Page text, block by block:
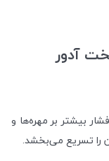
آدور
بیشتر بر مهره‌ها و
را تسریع می‌بخشد.